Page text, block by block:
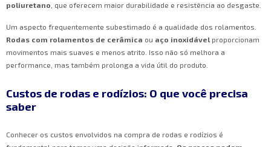
poliuretano , que oferecem maior durabilidade e resistência ao desgaste.
Um aspecto frequentemente subestimado é a qualidade dos rolamentos.
Rodas com rolamentos de cerâmica ou aço inoxidável proporcionam
movimentos mais suaves e menos atrito. Isso não só melhora a
performance, mas também prolonga a vida útil do produto.
Custos de rodas e rodízios: O que você precisa
saber
Conhecer os custos envolvidos na compra de rodas e rodízios é